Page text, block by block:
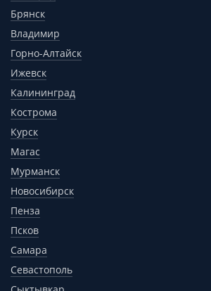
Брянск
Владимир
Горно-Алтайск
Ижевск
Калининград
Кострома
Курск
Магас
Мурманск
Новосибирск
Пенза
Псков
Самара
Севастополь